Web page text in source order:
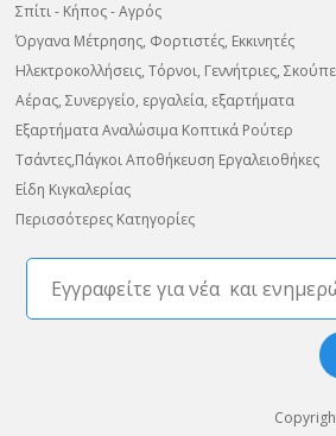
Σπίτι - Κήπος - Αγρός
Όργανα Μέτρησης, Φορτιστές, Εκκινητές
Ηλεκτροκολλήσεις, Τόρνοι, Γεννήτριες,
Αέρας, Συνεργείο, εργαλεία, εξαρτήματα
Εξαρτήματα Αναλώσιμα Κοπτικά Ρούτερ
Τσάντες,Πάγκοι Αποθήκευση Εργαλειοθήκες
Είδη Κιγκαλερίας
Περισσότερες Κατηγορίες